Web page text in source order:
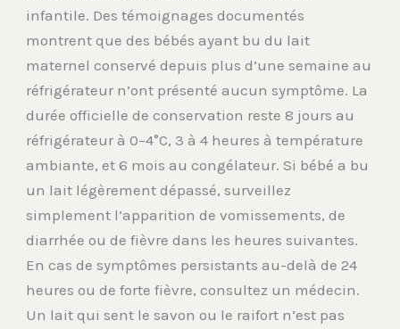
infantile. Des témoignages documentés
montrent que des bébés ayant bu du lait
maternel conservé depuis plus d’une semaine au
réfrigérateur n’ont présenté aucun symptôme. La
durée officielle de conservation reste 8 jours au
réfrigérateur à 0–4°C, 3 à 4 heures à température
ambiante, et 6 mois au congélateur. Si bébé a bu
un lait légèrement dépassé, surveillez
simplement l’apparition de vomissements, de
diarrhée ou de fièvre dans les heures suivantes.
En cas de symptômes persistants au-delà de 24
heures ou de forte fièvre, consultez un médecin.
Un lait qui sent le savon ou le raifort n’est pas